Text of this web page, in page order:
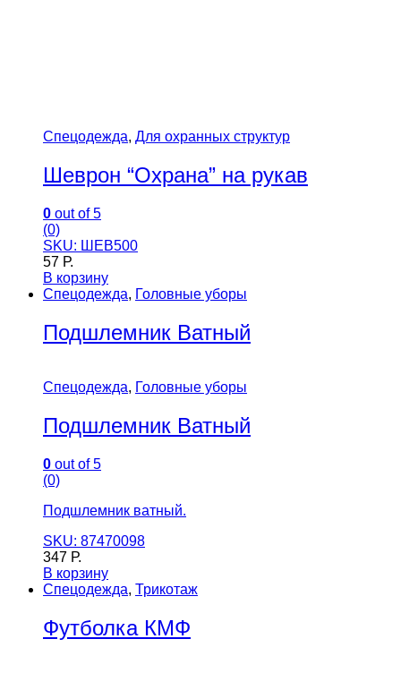
Спецодежда, Для охранных структур
Шеврон “Охрана” на рукав
0 out of 5
(0)
SKU: ШЕВ500
57 Р.
В корзину
Спецодежда, Головные уборы
Подшлемник Ватный
Спецодежда, Головные уборы
Подшлемник Ватный
0 out of 5
(0)
Подшлемник ватный.
SKU: 87470098
347 Р.
В корзину
Спецодежда, Трикотаж
Футболка КМФ